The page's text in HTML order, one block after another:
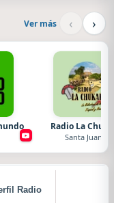
Ver más ‹ ›
Radio La
Santa Juana
Radio